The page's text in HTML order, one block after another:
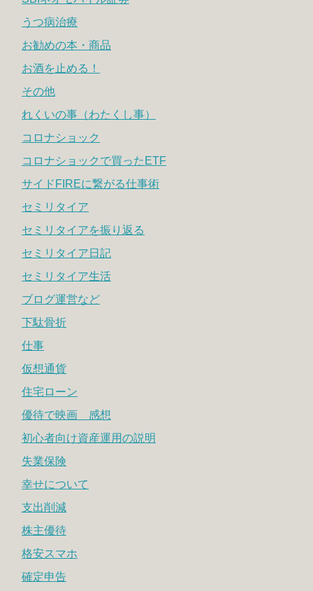
うつ病治療
お勧めの本・商品
お酒を止める！
その他
れくいの事（わたくし事）
コロナショック
コロナショックで買ったETF
サイドFIREに繋がる仕事術
セミリタイア
セミリタイアを振り返る
セミリタイア日記
セミリタイア生活
ブログ運営など
下駄骨折
仕事
仮想通貨
住宅ローン
優待で映画 感想
初心者向け資産運用の説明
失業保険
幸せについて
支出削減
株主優待
格安スマホ
確定申告